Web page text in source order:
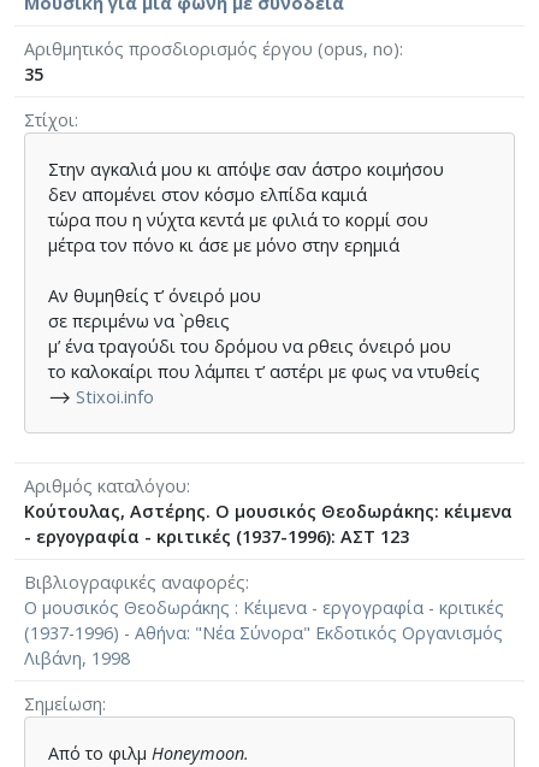
Αριθμητικός προσδιορισμός έργου (opus, no)
35
Στίχοι
Στην αγκαλιά μου κι απόψε σαν άστρο κοιμήσου
δεν απομένει στον κόσμο ελπίδα καμιά
τώρα που η νύχτα κεντά με φιλιά το κορμί σου
μέτρα τον πόνο κι άσε με μόνο στην ερημιά
Αν θυμηθείς τ’ όνειρό μου
σε περιμένω να `ρθεις
μ’ ένα τραγούδι του δρόμου να ρθεις όνειρό μου
το καλοκαίρι που λάμπει τ’ αστέρι με φως να ντυθείς
⟶ Stixoi.info
Αριθμός καταλόγου
Κούτουλας, Αστέρης. Ο μουσικός Θεοδωράκης: κέιμενα
- εργογραφία - κριτικές (1937-1996): ΑΣΤ 123
Βιβλιογραφικές αναφορές
Ο μουσικός Θεοδωράκης : Κέιμενα - εργογραφία - κριτικές
(1937-1996) - Αθήνα: "Νέα Σύνορα" Εκδοτικός Οργανισμός
Λιβάνη, 1998
Σημείωση
Από το φιλμHoneymoon.